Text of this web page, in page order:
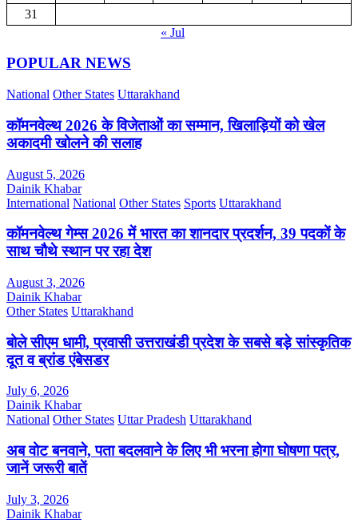
31
« Jul
POPULAR NEWS
National Other States Uttarakhand
कॉमनवेल्थ 2026 के विजेताओं का सम्मान, खिलाड़ियों को खेल
अकादमी खोलने की सलाह
August 5, 2026
Dainik Khabar
International National Other States Sports Uttarakhand
कॉमनवेल्थ गेम्स 2026 में भारत का शानदार प्रदर्शन, 39 पदकों के
साथ चौथे स्थान पर रहा देश
August 3, 2026
Dainik Khabar
Other States Uttarakhand
बोले सीएम धामी, प्रवासी उत्तराखंडी प्रदेश के सबसे बड़े सांस्कृतिक
दूत व ब्रांड एंबेसडर
July 6, 2026
Dainik Khabar
National Other States Uttar Pradesh Uttarakhand
अब वोट बनवाने, पता बदलवाने के लिए भी भरना होगा घोषणा पत्र,
जानें जरूरी बातें
July 3, 2026
Dainik Khabar